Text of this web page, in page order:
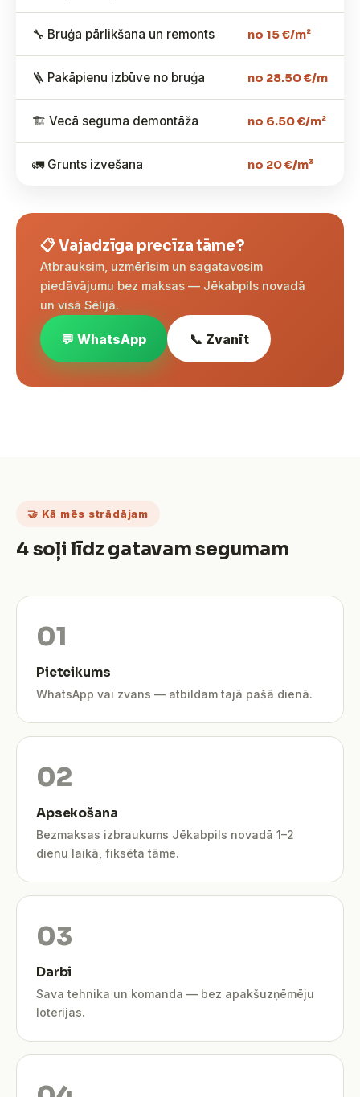
🔧 Bruģa pārlikšana un remonts no 15 €/m²
🪜 Pakāpienu izbūve no bruģa no 28.50 €/m
🏗️ Vecā seguma demontāža no 6.50 €/m²
🚛 Grunts izvešana no 20 €/m³
📋 Vajadzīga precīza tāme?
Atbrauksim, uzmērīsim un sagatavosim
piedāvājumu bez maksas — Jēkabpils novadā
un visā Sēlijā.
💬 WhatsApp 📞 Zvanīt
🤝 Kā mēs strādājam
4 soļi līdz gatavam segumam
Pieteikums
WhatsApp vai zvans — atbildam tajā pašā dienā.
Apsekošana
Bezmaksas izbraukums Jēkabpils novadā 1–2
dienu laikā, fiksēta tāme.
Darbi
Sava tehnika un komanda — bez apakšuzņēmēju
loterijas.